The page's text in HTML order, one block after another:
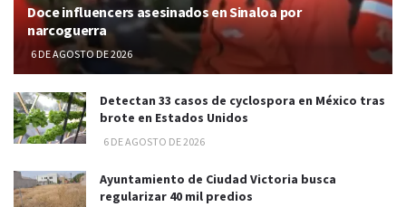
Doce influencers asesinados en Sinaloa por
narcoguerra
6 DE AGOSTO DE 2026
Detectan 33 casos de cyclospora en México tras
brote en Estados Unidos
6 DE AGOSTO DE 2026
Ayuntamiento de Ciudad Victoria busca
regularizar 40 mil predios